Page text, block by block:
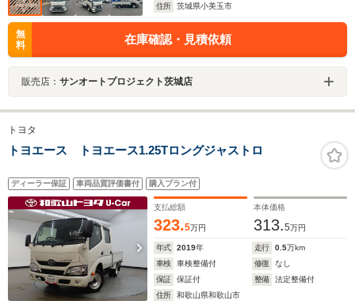
住所
茨城県小美玉市
無
料
在庫確認・見積依頼
販売店： サンオートプロジェクト茨城店
トヨタ
トヨエース トヨエース1.25Tロングジャストロ
ディーラー保証 車両品質評価書付 購入プラン付
支払総額
323.5万円
本体価格
313.5万円
年式 2019年 走行 0.5万km
車検
車検整備付 修復
なし
保証
保証付 整備
法定整備付
住所
和歌山県和歌山市